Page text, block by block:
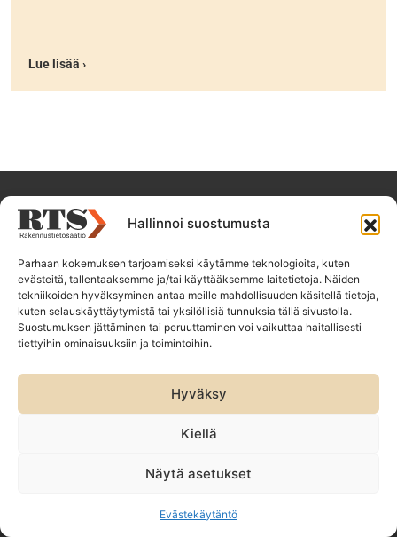
Hallinnoi suostumusta
Parhaan kokemuksen tarjoamiseksi käytämme teknologioita, kuten
evästeitä, tallentaaksemme ja/tai käyttääksemme laitetietoja. Näiden
tekniikoiden hyväksyminen antaa meille mahdollisuuden käsitellä tietoja,
kuten selauskäyttäytymistä tai yksilöllisiä tunnuksia tällä sivustolla.
Suostumuksen jättäminen tai peruuttaminen voi vaikuttaa haitallisesti
tiettyihin ominaisuuksiin ja toimintoihin.
Hyväksy
Kiellä
Näytä asetukset
Evästekäytäntö
Lue lisää ›
Yhdessä verkostojemme kanssa kehitämme laadukasta ja kestävää
rakennettua ympäristöä, jossa ihminen voi hyvin.